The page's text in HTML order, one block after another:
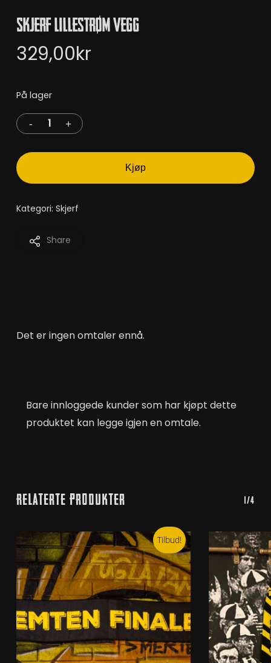
Skjerf Lillestrøm Vegg
329,00kr
På lager
Kjøp
Kategori: Skjerf
Share
Det er ingen omtaler ennå.
Bare innloggede kunder som har kjøpt dette
produktet kan legge igjen en omtale.
Relaterte Produkter 1/4
Tilbud!